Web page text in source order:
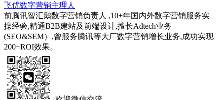
飞优数字营销主理人
前腾讯智汇鹅数字营销负责人 ,10+年国内外数字营销服务实
操经验,精通B2B建站及前端设计,擅长Adtech业务
(SEO&SEM）,曾服务腾讯等大厂数字营销增长业务,成功实现
200+ROI效果。